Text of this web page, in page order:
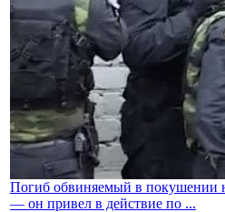
Погиб обвиняемый в покушении
— он привел в действие по ...